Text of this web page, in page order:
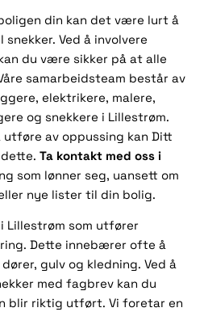
din kan det være lurt å
Ved å involvere
du være sikker på at alle
samarbeidsteam består av
elektrikere, malere,
og snekkere i Lillestrøm.
utføre av oppussing kan Ditt
Ta kontakt med oss i
som lønner seg, uansett om
nye lister til din bolig.
Lillestrøm som utfører
Dette innebærer ofte å
gulv og kledning. Ved å
med fagbrev kan du
blir riktig utført. Vi foretar en